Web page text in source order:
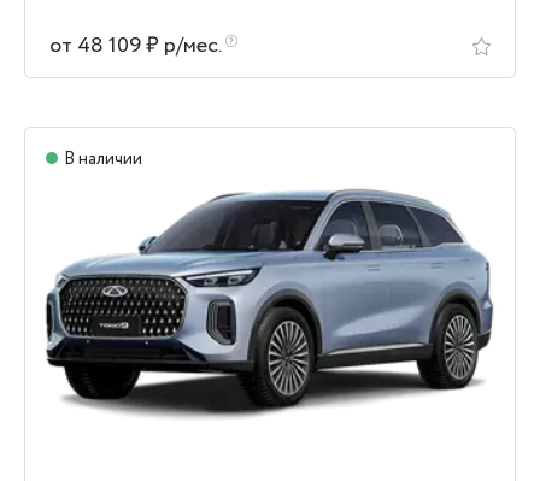
от 48 109 ₽ р/мес.
В наличии